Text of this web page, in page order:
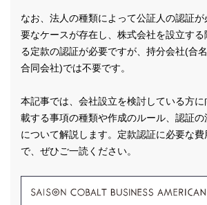
なお、法人の種類によって公証人の認証
要なケースが存在し、株式会社を設立する
る定款の認証が必要ですが、持分会社(合
合同会社)では不要です。
本記事では、会社設立を検討している方
載する事項の種類や作成のルール、認証
について解説します。定款認証に必要な
で、ぜひご一読ください。